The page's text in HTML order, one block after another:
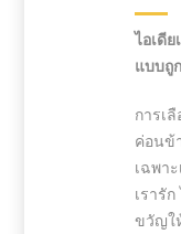
ไอเดี
แบบถู
การเ
ค่อนข้
เฉพา
เรารั
ขวัญใ